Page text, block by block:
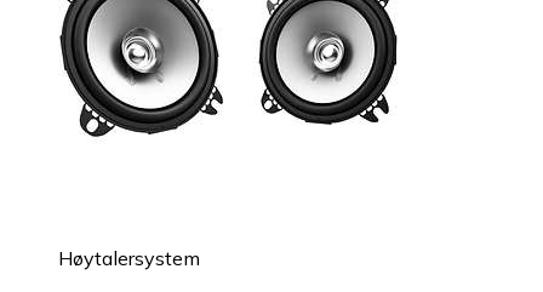
Høytalersystem